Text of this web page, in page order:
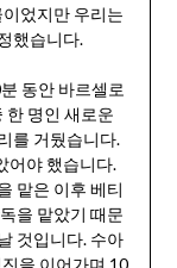
이었지만 우리는
했습니다.
동안 바르셀로
한 명인 새로운
를 거뒀습니다.
어야 했습니다.
맡은 이후 베티
을 맡았기 때문
것입니다. 수아
을 이어가며 10